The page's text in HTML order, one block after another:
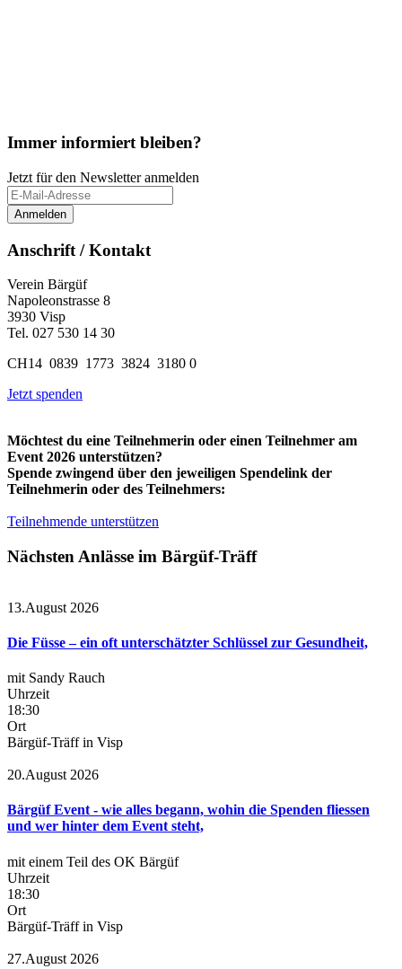
Immer informiert bleiben?
Jetzt für den Newsletter anmelden
Anschrift / Kontakt
Verein Bärgüf
Napoleonstrasse 8
3930 Visp
Tel. 027 530 14 30
CH14 0839 1773 3824 3180 0
Jetzt spenden
Möchtest du eine Teilnehmerin oder einen Teilnehmer am
Event 2026 unterstützen?
Spende zwingend über den jeweiligen Spendelink der
Teilnehmerin oder des Teilnehmers:
Teilnehmende unterstützen
Nächsten Anlässe im Bärgüf-Träff
13.August 2026
Die Füsse – ein oft unterschätzter Schlüssel zur Gesundheit,
mit Sandy Rauch
Uhrzeit
18:30
Ort
Bärgüf-Träff in Visp
20.August 2026
Bärgüf Event - wie alles begann, wohin die Spenden fliessen
und wer hinter dem Event steht,
mit einem Teil des OK Bärgüf
Uhrzeit
18:30
Ort
Bärgüf-Träff in Visp
27.August 2026